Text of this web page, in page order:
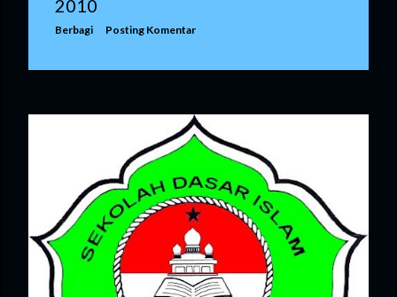
2010
Berbagi Posting Komentar